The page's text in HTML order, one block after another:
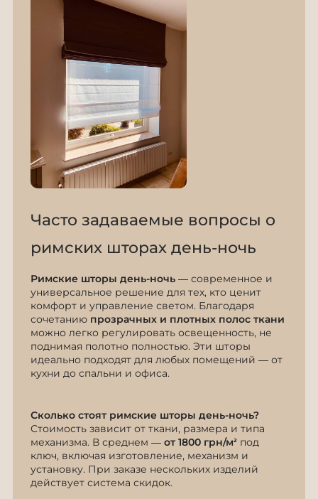
Часто задаваемые вопросы о
римских шторах день-ночь
Римские шторы день-ночь — современное и
универсальное решение для тех, кто ценит
комфорт и управление светом. Благодаря
сочетанию прозрачных и плотных полос ткани
можно легко регулировать освещенность, не
поднимая полотно полностью. Эти шторы
идеально подходят для любых помещений — от
кухни до спальни и офиса.
Сколько стоят римские шторы день-ночь?
Стоимость зависит от ткани, размера и типа
механизма. В среднем — от 1800 грн/м² под
ключ, включая изготовление, механизм и
установку. При заказе нескольких изделий
действует система скидок.